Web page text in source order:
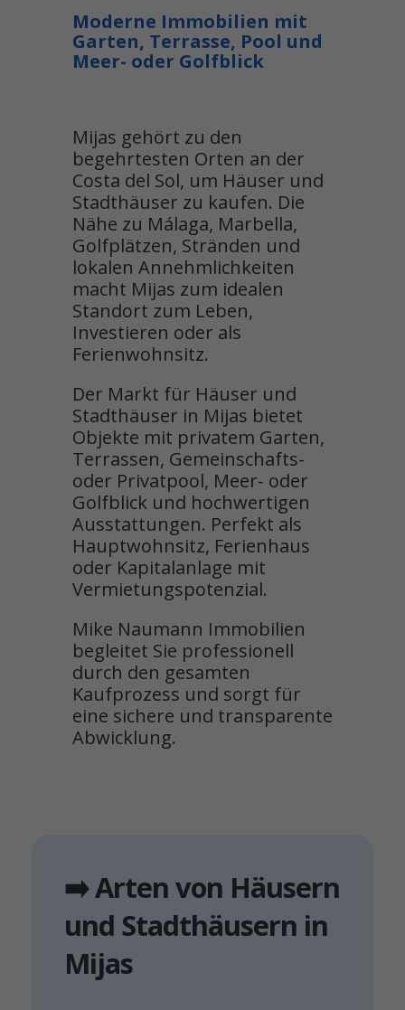
Moderne Immobilien mit
Garten, Terrasse, Pool und
Meer- oder Golfblick
Mijas gehört zu den
begehrtesten Orten an der
Costa del Sol, um Häuser und
Stadthäuser zu kaufen. Die
Nähe zu Málaga, Marbella,
Golfplätzen, Stränden und
lokalen Annehmlichkeiten
macht Mijas zum idealen
Standort zum Leben,
Investieren oder als
Ferienwohnsitz.
Der Markt für Häuser und
Stadthäuser in Mijas bietet
Objekte mit privatem Garten,
Terrassen, Gemeinschafts-
oder Privatpool, Meer- oder
Golfblick und hochwertigen
Ausstattungen. Perfekt als
Hauptwohnsitz, Ferienhaus
oder Kapitalanlage mit
Vermietungspotenzial.
Mike Naumann Immobilien
begleitet Sie professionell
durch den gesamten
Kaufprozess und sorgt für
eine sichere und transparente
Abwicklung.
➡️ Arten von Häusern
und Stadthäusern in
Mijas